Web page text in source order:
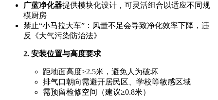
广蓝净化器提供模块化设计，可灵活组合以适应不同规
模厨房
禁止“小马拉大车”：风量不足会导致净化效率下降，违
反《大气污染防治法》
2. 安装位置与高度要求
距地面高度≥2.5米，避免人为破坏
排气口朝向需避开居民区、学校等敏感区域
需预留检修空间（建议≥0.8米）